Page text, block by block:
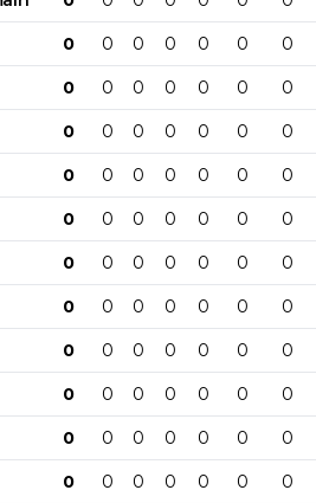
0 0 0 0 0 0 0
0 0 0 0 0 0 0
0 0 0 0 0 0 0
0 0 0 0 0 0 0
0 0 0 0 0 0 0
0 0 0 0 0 0 0
0 0 0 0 0 0 0
0 0 0 0 0 0 0
0 0 0 0 0 0 0
0 0 0 0 0 0 0
0 0 0 0 0 0 0